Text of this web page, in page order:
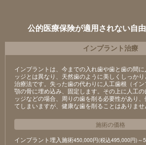
公的医療保険が適用されない自
インプラント治療
インプラントは、今までの入れ歯や歯と歯の間
ッジとは異なり、天然歯のように美しくしっか
治療法です。失った歯の代わりに人工歯根（イ
顎の骨に埋め込み、固定します。その上に人工
ッジなどの場合、周りの歯を削る必要性があり
てしまいますが、健康な歯を削ることはありませ
施術の価格
インプラント埋入施術450,000円(税込495,000円)～